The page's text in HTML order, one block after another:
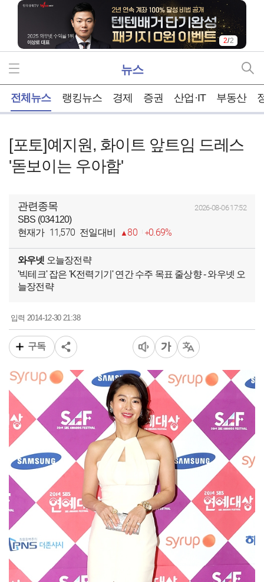
2/2
뉴스
전체뉴스 랭킹뉴스 경제 증권 산업·IT 부동산
[포토]예지원, 화이트 앞트임 드레스
'돋보이는 우아함'
관련종목 2026-08-06 17:52
SBS (034120)
현재가 11,570 전일대비 80 0.69%
와우넷 오늘장전략
'빅테크' 잡은 'K전력기기' 연간 수주 목표 줄상향 - 와우넷 오
늘장전략
입력 2014-12-30 21:38
구독